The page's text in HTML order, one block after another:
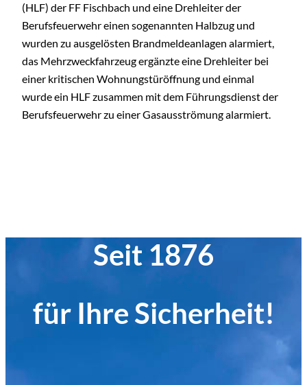
(HLF) der FF Fischbach und eine Drehleiter der
Berufsfeuerwehr einen sogenannten Halbzug und
wurden zu ausgelösten Brandmeldeanlagen alarmiert,
das Mehrzweckfahrzeug ergänzte eine Drehleiter bei
einer kritischen Wohnungstüröffnung und einmal
wurde ein HLF zusammen mit dem Führungsdienst der
Berufsfeuerwehr zu einer Gasausströmung alarmiert.
Seit 1876
für Ihre Sicherheit!